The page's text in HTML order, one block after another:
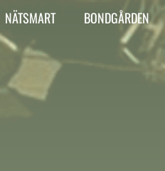
NÄTSMART BONDGÅRDEN
Skola gör, har